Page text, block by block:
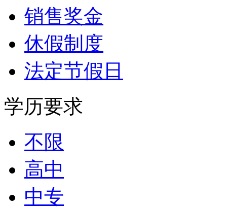
销售奖金
休假制度
法定节假日
学历要求
不限
高中
中专